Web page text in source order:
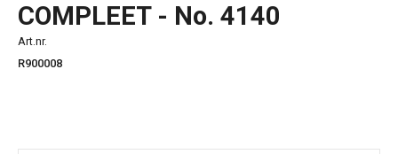
COMPLEET - No. 4140
Art.nr.
R900008